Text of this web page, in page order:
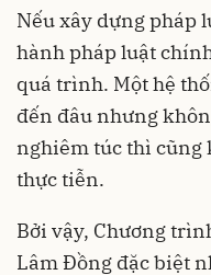
Nếu xây dựng pháp
hành pháp luật
quá trình. Một hệ
đến đâu nhưng
nghiêm túc thì cũng
thực tiễn.
Bởi vậy, Chương
Lâm Đồng đặc biệt